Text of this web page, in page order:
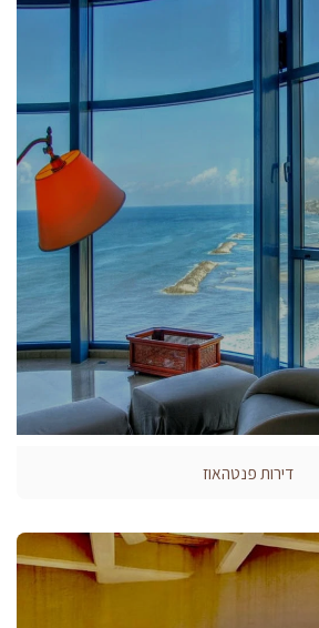
דירות פנטהאוז